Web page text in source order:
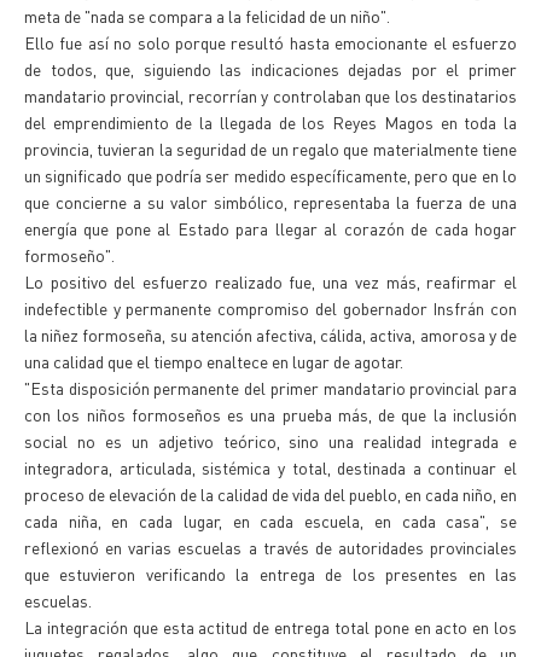
meta de "nada se compara a la felicidad de un niño".
Ello fue así no solo porque resultó hasta emocionante el esfuerzo
de todos, que, siguiendo las indicaciones dejadas por el primer
mandatario provincial, recorrían y controlaban que los destinatarios
del emprendimiento de la llegada de los Reyes Magos en toda la
provincia, tuvieran la seguridad de un regalo que materialmente tiene
un significado que podría ser medido específicamente, pero que en lo
que concierne a su valor simbólico, representaba la fuerza de una
energía que pone al Estado para llegar al corazón de cada hogar
formoseño".
Lo positivo del esfuerzo realizado fue, una vez más, reafirmar el
indefectible y permanente compromiso del gobernador Insfrán con
la niñez formoseña, su atención afectiva, cálida, activa, amorosa y de
una calidad que el tiempo enaltece en lugar de agotar.
"Esta disposición permanente del primer mandatario provincial para
con los niños formoseños es una prueba más, de que la inclusión
social no es un adjetivo teórico, sino una realidad integrada e
integradora, articulada, sistémica y total, destinada a continuar el
proceso de elevación de la calidad de vida del pueblo, en cada niño, en
cada niña, en cada lugar, en cada escuela, en cada casa", se
reflexionó en varias escuelas a través de autoridades provinciales
que estuvieron verificando la entrega de los presentes en las
escuelas.
La integración que esta actitud de entrega total pone en acto en los